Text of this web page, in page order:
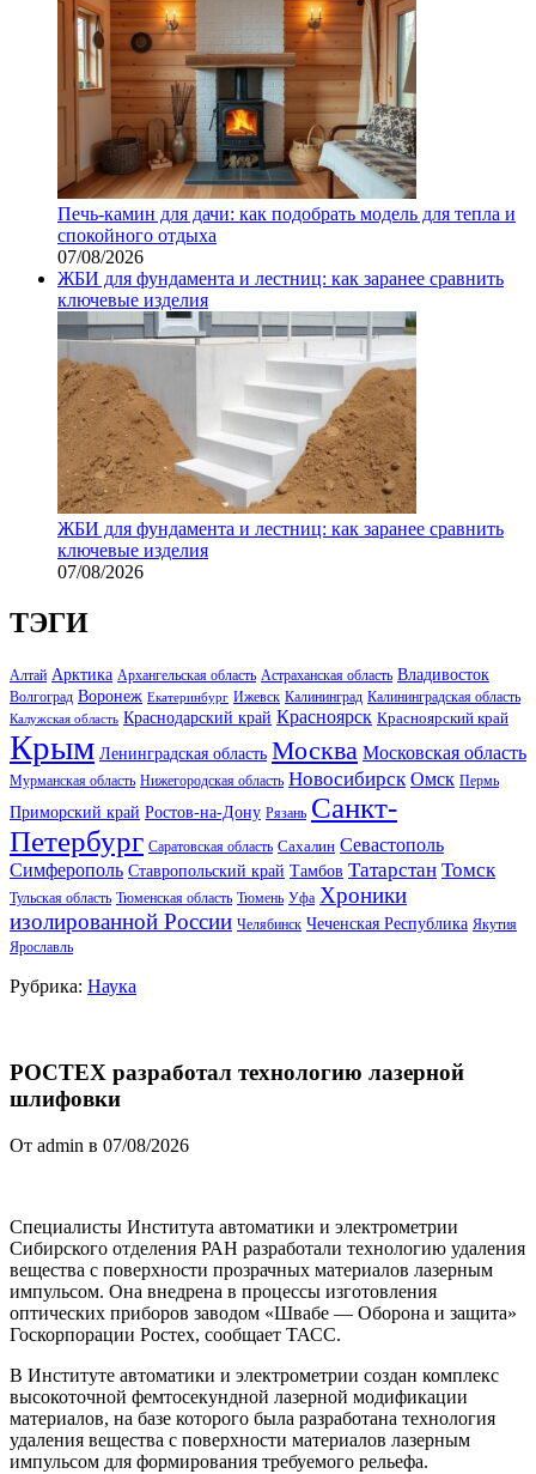
Печь-камин для дачи: как подобрать модель для тепла и
спокойного отдыха
07/08/2026
ЖБИ для фундамента и лестниц: как заранее сравнить
ключевые изделия
ЖБИ для фундамента и лестниц: как заранее сравнить
ключевые изделия
07/08/2026
ТЭГИ
Алтай Арктика Архангельская область Астраханская область Владивосток
Волгоград Воронеж Екатеринбург Ижевск Калининград Калининградская область
Калужская область Краснодарский край Красноярск Красноярский край
Крым Ленинградская область Москва Московская область
Мурманская область Нижегородская область Новосибирск Омск Пермь
Приморский край Ростов-на-Дону Рязань Санкт-
Петербург Саратовская область Сахалин Севастополь
Симферополь Ставропольский край Тамбов Татарстан Томск
Тульская область Тюменская область Тюмень Уфа Хроники
изолированной России Челябинск Чеченская Республика Якутия
Ярославль
Рубрика: Наука
РОСТЕХ разработал технологию лазерной
шлифовки
От admin в 07/08/2026
Специалисты Института автоматики и электрометрии
Сибирского отделения РАН разработали технологию удаления
вещества с поверхности прозрачных материалов лазерным
импульсом. Она внедрена в процессы изготовления
оптических приборов заводом «Швабе — Оборона и защита»
Госкорпорации Ростех, сообщает ТАСС.
В Институте автоматики и электрометрии создан комплекс
высокоточной фемтосекундной лазерной модификации
материалов, на базе которого была разработана технология
удаления вещества с поверхности материалов лазерным
импульсом для формирования требуемого рельефа.